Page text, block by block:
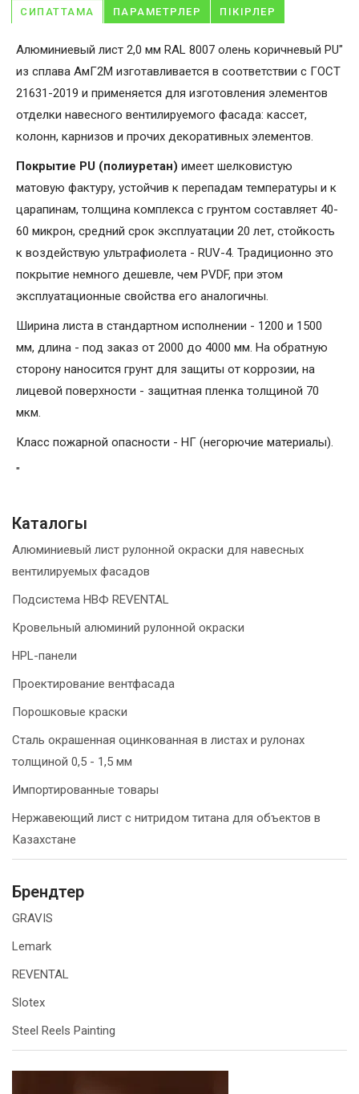
СИПАТТАМА ПАРАМЕТРЛЕР ПІКІРЛЕР
Алюминиевый лист 2,0 мм RAL 8007 олень коричневый PU"
из сплава АмГ2М изготавливается в соответствии с ГОСТ
21631-2019 и применяется для изготовления элементов
отделки навесного вентилируемого фасада: кассет,
колонн, карнизов и прочих декоративных элементов.
Покрытие PU (полиуретан) имеет шелковистую
матовую фактуру, устойчив к перепадам температуры и к
царапинам, толщина комплекса с грунтом составляет 40-
60 микрон, средний срок эксплуатации 20 лет, стойкость
к воздействую ультрафиолета - RUV-4. Традиционно это
покрытие немного дешевле, чем PVDF, при этом
эксплуатационные свойства его аналогичны.
Ширина листа в стандартном исполнении - 1200 и 1500
мм, длина - под заказ от 2000 до 4000 мм. На обратную
сторону наносится грунт для защиты от коррозии, на
лицевой поверхности - защитная пленка толщиной 70
мкм.
Класс пожарной опасности - НГ (негорючие материалы).
"
Каталогы
Алюминиевый лист рулонной окраски для навесных
вентилируемых фасадов
Подсистема НВФ REVENTAL
Кровельный алюминий рулонной окраски
HPL-панели
Проектирование вентфасада
Порошковые краски
Сталь окрашенная оцинкованная в листах и рулонах
толщиной 0,5 - 1,5 мм
Импортированные товары
Нержавеющий лист с нитридом титана для объектов в
Казахстане
Брендтер
GRAVIS
Lemark
REVENTAL
Slotex
Steel Reels Painting